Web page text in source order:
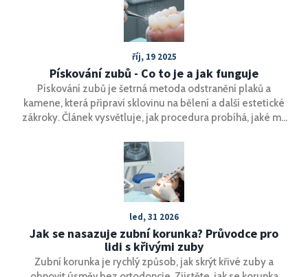
říj, 19 2025
Pískování zubů - Co to je a jak funguje
Pískování zubů je šetrná metoda odstranění plaků a
kamene, která připraví sklovinu na bělení a další estetické
zákroky. Článek vysvětluje, jak procedura probíhá, jaké má
led, 31 2026
Jak se nasazuje zubní korunka? Průvodce pro
lidi s křivými zuby
Zubní korunka je rychlý způsob, jak skrýt křivé zuby a